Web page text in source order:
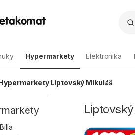
Hypermarkety Elektronika
Liptovský Mikuláš
Billa